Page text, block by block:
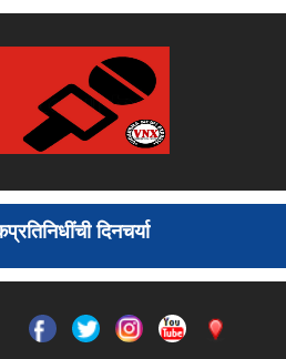
गडचिरोली जिल्ह्यातील मोठ्या प्रकल्पांसाठी
निधी उपलब्ध करून द्या
तंत्रज्ञ-3 भरती वादात महाजेनको अडचणीत
: उच्च न्यायालयाची स्थगिती
गुन्हे
दिनचर्या